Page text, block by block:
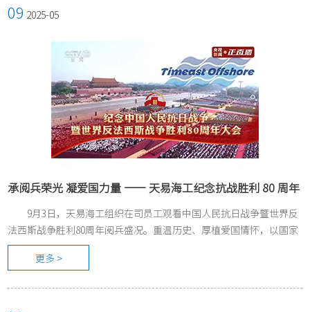
09 2025-05
承阅兵荣光 凝爱国力量 —— 天易海工纪念抗战胜利 80 周年
9月3日，天易海工组织在司员工观看中国人民抗日战争暨世界反
法西斯战争胜利80周年阅兵盛况。重温历史、厚植爱国情怀，以国家
实力与民族精神激发员工责任感，凝聚企业发展向心力。
更多 >